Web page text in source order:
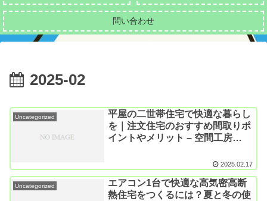
問い合わせ
2025-02
Uncategorized
平屋の二世帯住宅で快適な暮らし
を｜注文住宅のおすすめ間取りポ
イントやメリット – 空間工房
断熱高気密の自然素材の家を建て
ている空間工房LOHAS
2025.02.17
Uncategorized
エアコン1台で快適な高気密高断
熱住宅をつくるには？夏と冬の使